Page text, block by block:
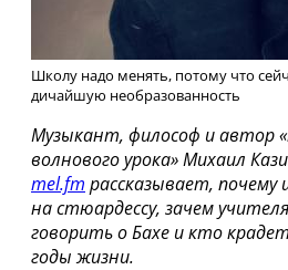
Школу надо менять, потому что
дичайшую необразованность
Музыкант, философ и автор
волнового урока» Михаил
mel.fm рассказывает,
на стюардессу, зачем
говорить о Бахе и кто
годы жизни.